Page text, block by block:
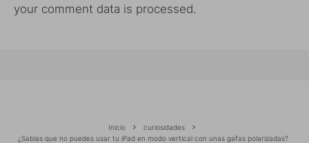
your comment data is processed.
Inicio
curiosidades
¿Sabías que no puedes usar tu iPad en modo vertical con unas gafas polarizadas?